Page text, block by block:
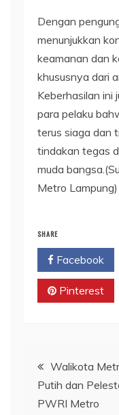
Dengan
menunjukkan
keamanan dan
khususnya dari
Keberhasilan ini
para pelaku
terus siaga dan
tindakan tegas
muda
Metro Lampung)
SHARE
Facebook
Pinterest
Navigasi
pos
Walikota
Putih dan
PWRI Metro